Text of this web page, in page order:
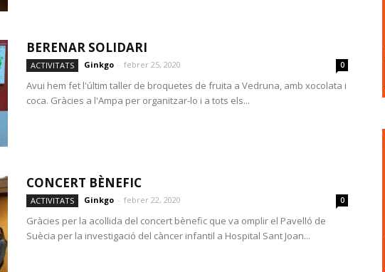
BERENAR SOLIDARI
ACTIVITATS Ginkgo - febrer 25, 2020 0
Avui hem fet l'últim taller de broquetes de fruita a Vedruna, amb xocolata i
coca. Gràcies a l'Ampa per organitzar-lo i a tots els...
CONCERT BÈNEFIC
ACTIVITATS Ginkgo - febrer 22, 2020 0
Gràcies per la acollida del concert bènefic que va omplir el Pavelló de
Suècia per la investigació del càncer infantil a Hospital Sant Joan...